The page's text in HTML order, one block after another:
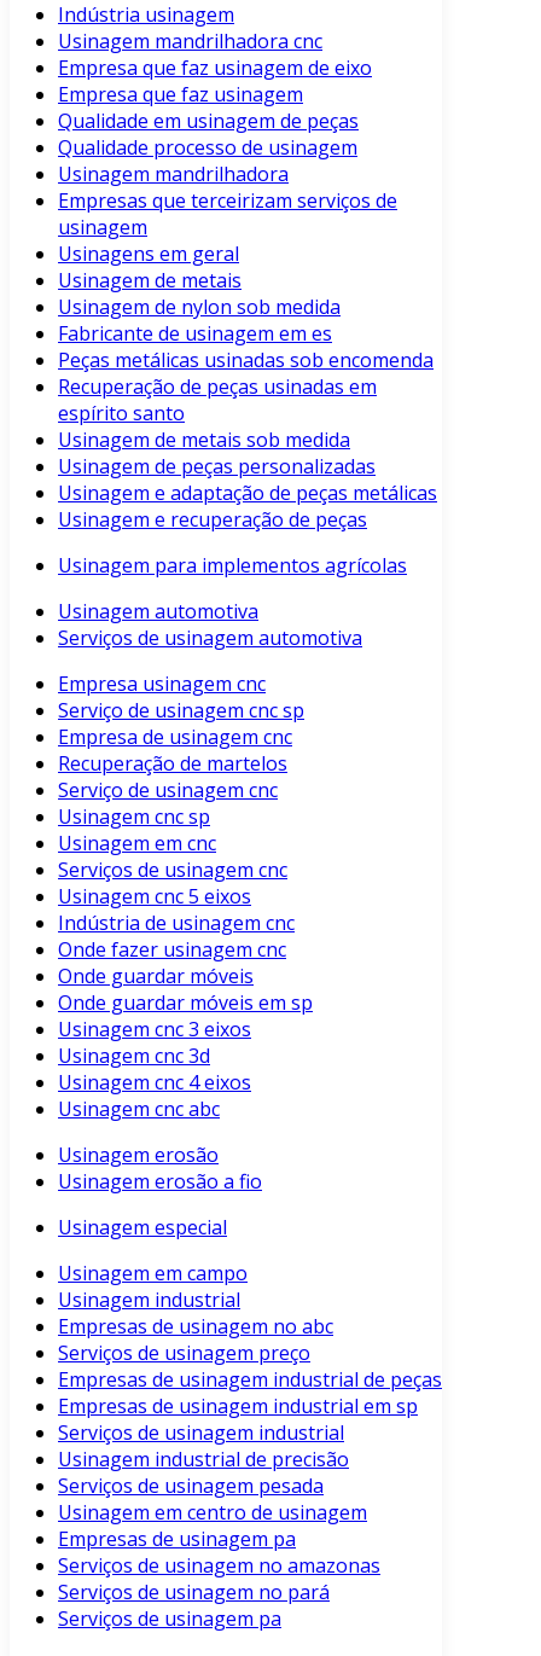
Indústria usinagem
Usinagem mandrilhadora cnc
Empresa que faz usinagem de eixo
Empresa que faz usinagem
Qualidade em usinagem de peças
Qualidade processo de usinagem
Usinagem mandrilhadora
Empresas que terceirizam serviços de
usinagem
Usinagens em geral
Usinagem de metais
Usinagem de nylon sob medida
Fabricante de usinagem em es
Peças metálicas usinadas sob encomenda
Recuperação de peças usinadas em
espírito santo
Usinagem de metais sob medida
Usinagem de peças personalizadas
Usinagem e adaptação de peças metálicas
Usinagem e recuperação de peças
Usinagem para implementos agrícolas
Usinagem automotiva
Serviços de usinagem automotiva
Empresa usinagem cnc
Serviço de usinagem cnc sp
Empresa de usinagem cnc
Recuperação de martelos
Serviço de usinagem cnc
Usinagem cnc sp
Usinagem em cnc
Serviços de usinagem cnc
Usinagem cnc 5 eixos
Indústria de usinagem cnc
Onde fazer usinagem cnc
Onde guardar móveis
Onde guardar móveis em sp
Usinagem cnc 3 eixos
Usinagem cnc 3d
Usinagem cnc 4 eixos
Usinagem cnc abc
Usinagem erosão
Usinagem erosão a fio
Usinagem especial
Usinagem em campo
Usinagem industrial
Empresas de usinagem no abc
Serviços de usinagem preço
Empresas de usinagem industrial de peças
Empresas de usinagem industrial em sp
Serviços de usinagem industrial
Usinagem industrial de precisão
Serviços de usinagem pesada
Usinagem em centro de usinagem
Empresas de usinagem pa
Serviços de usinagem no amazonas
Serviços de usinagem no pará
Serviços de usinagem pa